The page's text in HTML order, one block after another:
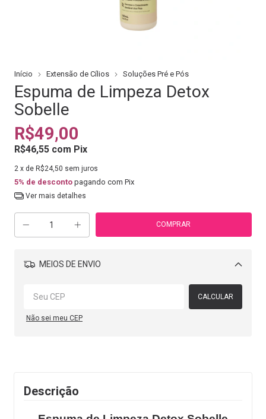
Início Extensão de Cílios Soluções Pré e Pós
Espuma de Limpeza Detox
Sobelle
R$49,00
R$46,55 com Pix
2 x de R$24,50 sem juros
5% de desconto pagando com Pix
Ver mais detalhes
MEIOS DE ENVIO
Alterar CEP
CALCULAR
Não sei meu CEP
Descrição